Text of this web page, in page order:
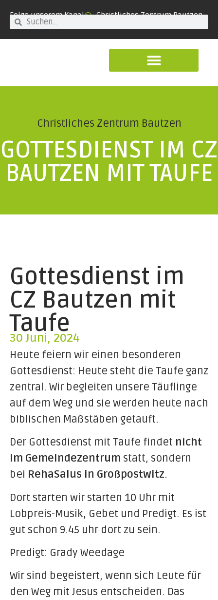
Folge unserem Kanal Christliches Zentrum Bautzen
Christliches Zentrum Bautzen
GOTTESDIENST IM CZ
BAUTZEN MIT TAUFE
Gottesdienst im
CZ Bautzen mit
Taufe
30 Juni, 2024
Heute feiern wir einen besonderen
Gottesdienst: Heute steht die Taufe ganz
zentral. Wir begleiten unsere Täuflinge
auf dem Weg und sie werden heute nach
biblischen Maßstäben getauft.
Der Gottesdienst mit Taufe findet nicht
im Gemeindezentrum statt, sondern
bei RehaSalus in Großpostwitz.
Dort starten wir starten 10 Uhr mit
Lobpreis-Musik, Gebet und Predigt. Es ist
gut schon 9.45 uhr dort zu sein.
Predigt: Grady Weedage
Wir sind begeistert, wenn sich Leute für
den Weg mit Jesus entscheiden. Das